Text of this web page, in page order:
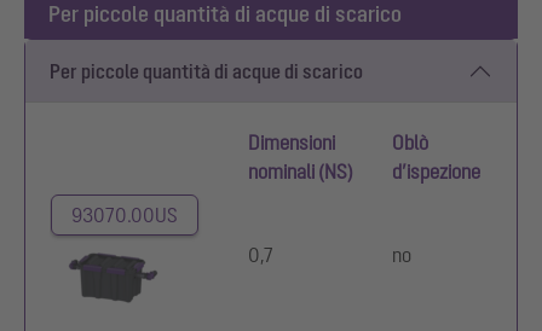
Per piccole quantità di acque di scarico
Per piccole quantità di acque di scarico
Dimensioni
nominali (NS)
Oblò
d’ispezione
93070.00US
0,7
no